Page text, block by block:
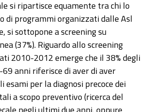
si ripartisce equamente tra chi lo
di programmi organizzati dalle Asl
si sottopone a screening su
(37%). Riguardo allo screening
2010-2012 emerge che il 38% degli
anni riferisce di aver di aver
esami per la diagnosi precoce dei
a scopo preventivo (ricerca del